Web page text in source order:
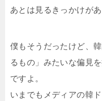
あとは見るきっかけが
僕もそうだったけど、
るもの」みたいな偏見
ですよ。
いまでもメディアの韓